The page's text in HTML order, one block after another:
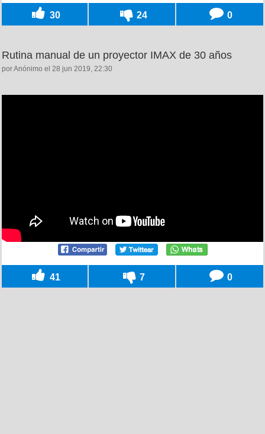
30 24 0
Rutina manual de un proyector IMAX de 30 años
por Anónimo el 28 jun 2019, 22:30
41 7 0